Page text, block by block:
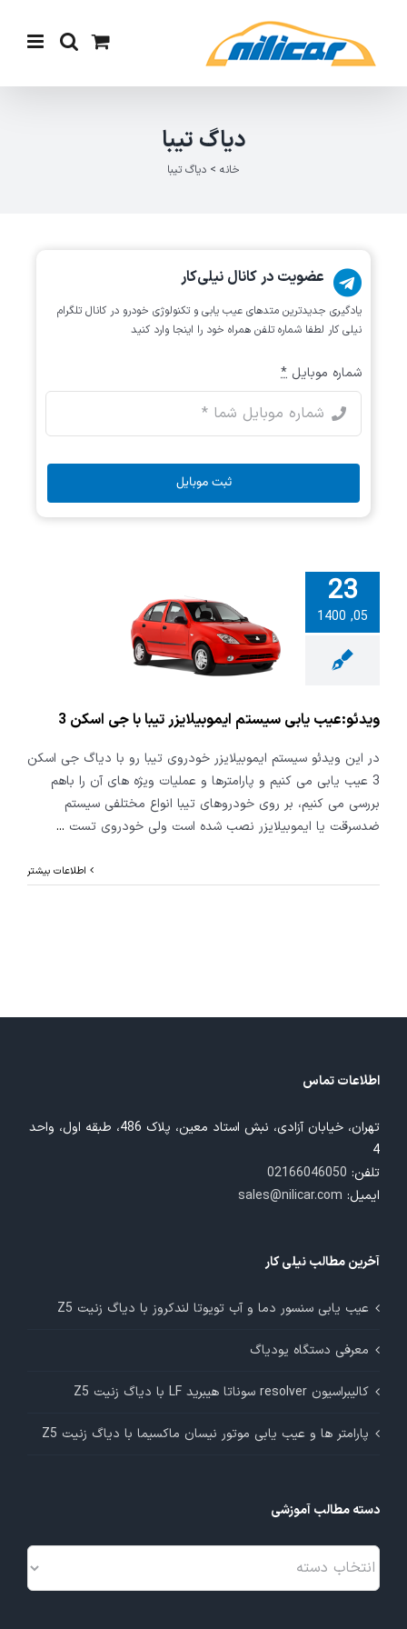
content
دیاگ تیبا
خانه > دیاگ تیبا
23
05, 1400
یابی
جی اسکن 3
ویدئو:عیب یابی سیستم ایموبیلایزر تیبا با جی اسکن 3
در این ویدئو سیستم ایموبیلایزر خودروی تیبا رو با دیاگ جی اسکن
3 عیب یابی می کنیم و پارامترها و عملیات ویژه های آن را باهم
بررسی می کنیم، بر روی خودروهای تیبا انواع مختلفی سیستم
ضدسرقت یا ایموبیلایزر نصب شده است ولی خودروی تست ...
اطلاعات بیشتر
عضویت در کانال نیلی‌کار
یادگیری جدیدترین متد‌های عیب یابی‌ و تکنولوژی خودرو در کانال تلگرام
نیلی کار لطفا شماره تلفن همراه خود را اینجا وارد کنید
شماره موبایل *
ثبت موبایل
اطلاعات تماس
تهران، خیابان آزادی، نبش استاد معین، پلاک 486، طبقه اول، واحد
4
تلفن: 02166046050
ایمیل: sales@nilicar.com
آخرین مطالب نیلی کار
عیب یابی سنسور دما و آب تویوتا لندکروز با دیاگ زنیت Z5
معرفی دستگاه یودیاگ
کالیبراسیون resolver سوناتا هیبرید LF با دیاگ زنیت Z5
پارامتر ها و عیب یابی موتور نیسان ماکسیما با دیاگ زنیت Z5
دسته مطالب آموزشی
دسته
مطالب